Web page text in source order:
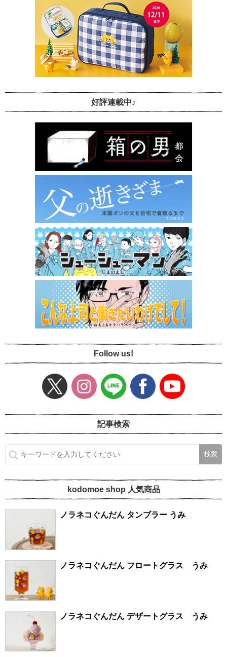
好評連載中♪
Follow us!
記事検索
kodomoe shop 人気商品
ノラネコぐんだん タンブラー うみ
ノラネコぐんだん フロートグラス うみ
ノラネコぐんだん デザートグラス うみ